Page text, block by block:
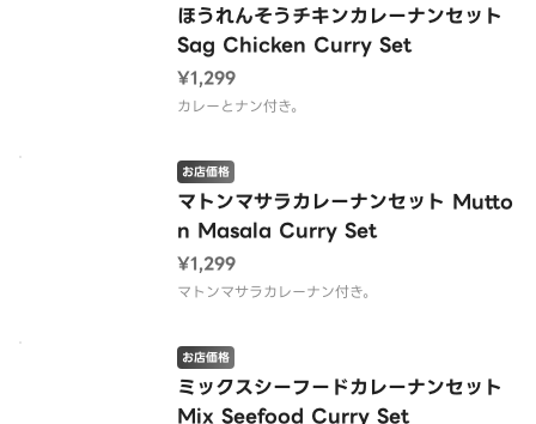
ほうれんそうチキンカレーナンセット
Sag Chicken Curry Set
¥1,299
カレーとナン付き。
マトンマサラカレーナンセット Mutto
n Masala Curry Set
お店価格
¥1,299
マトンマサラカレーナン付き。
ミックスシーフードカレーナンセット
Mix Seefood Curry Set
お店価格